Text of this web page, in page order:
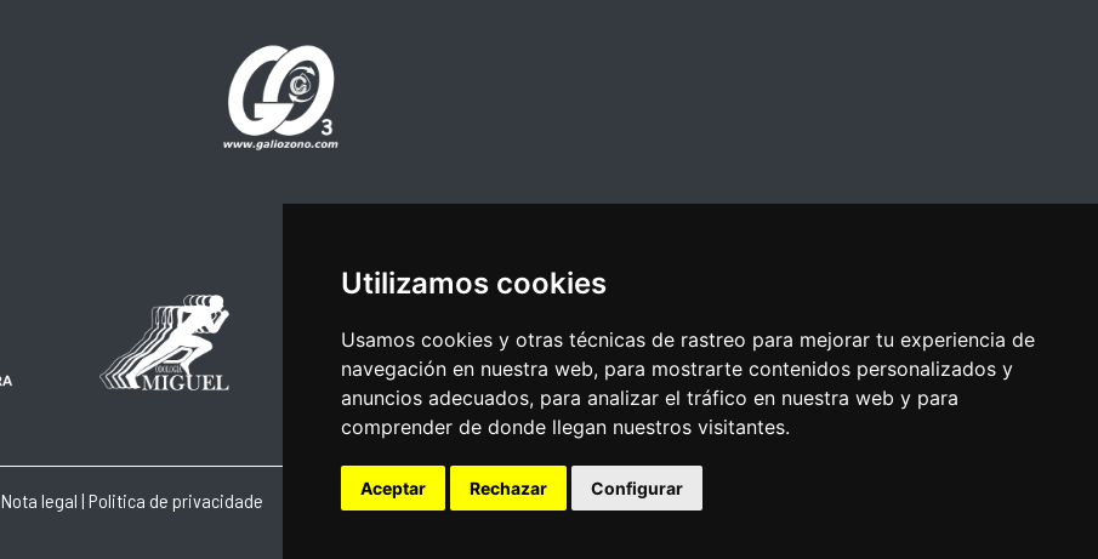
Utilizamos cookies
Usamos cookies y otras técnicas de rastreo para mejorar tu experiencia de
navegación en nuestra web, para mostrarte contenidos personalizados y
anuncios adecuados, para analizar el tráfico en nuestra web y para
comprender de donde llegan nuestros visitantes.
Aceptar Rechazar Configurar
Nota legal | Politica de privacidade